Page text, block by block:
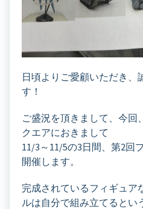
日頃よりご愛顧いただき、
す！
ご盛況を頂きまして、今回
クエアにおきまして
11/3～11/5の3日間、第2回
開催します。
完成されているフィギュア
ルは自分で組み立てるとい